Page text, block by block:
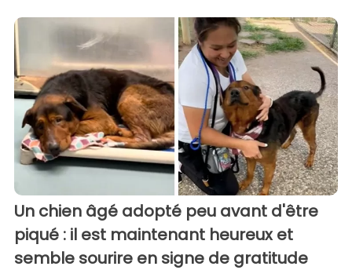
Un chien âgé adopté peu avant d'être
piqué : il est maintenant heureux et
semble sourire en signe de gratitude